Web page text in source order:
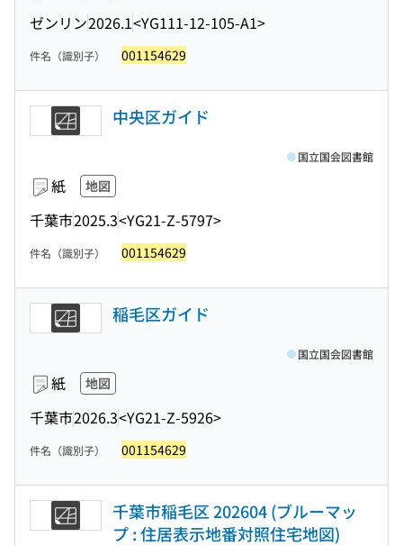
ゼンリン2026.1<YG111-12-105-A1>
件名（識別子） 001154629
中央区ガイド
紙 地図
千葉市2025.3<YG21-Z-5797>
国立国会図書館
件名（識別子） 001154629
稲毛区ガイド
紙 地図
千葉市2026.3<YG21-Z-5926>
国立国会図書館
件名（識別子） 001154629
千葉市稲毛区 202604 (ブルーマッ
プ : 住居表示地番対照住宅地図)